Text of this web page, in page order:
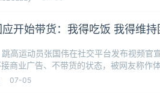
开始带货：我得吃饭 我得维
高运动员张国伟在社交平台发布视频官
商业广告、不带货的状态，被网友称作
07-05